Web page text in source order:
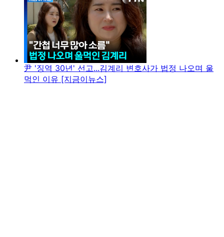
尹 '징역 30년' 선고...김계리 변호사가 법정 나오며 울
먹인 이유 [지금이뉴스]